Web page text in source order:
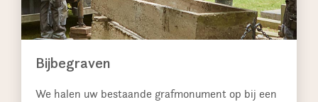
Bijbegraven
We halen uw bestaande grafmonument op bij een